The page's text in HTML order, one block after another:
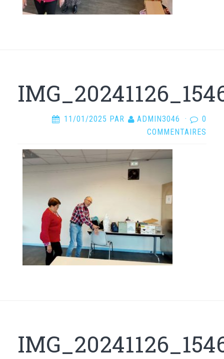
11/01/2025 PAR ADMIN3046 ·
0
COMMENTAIRES